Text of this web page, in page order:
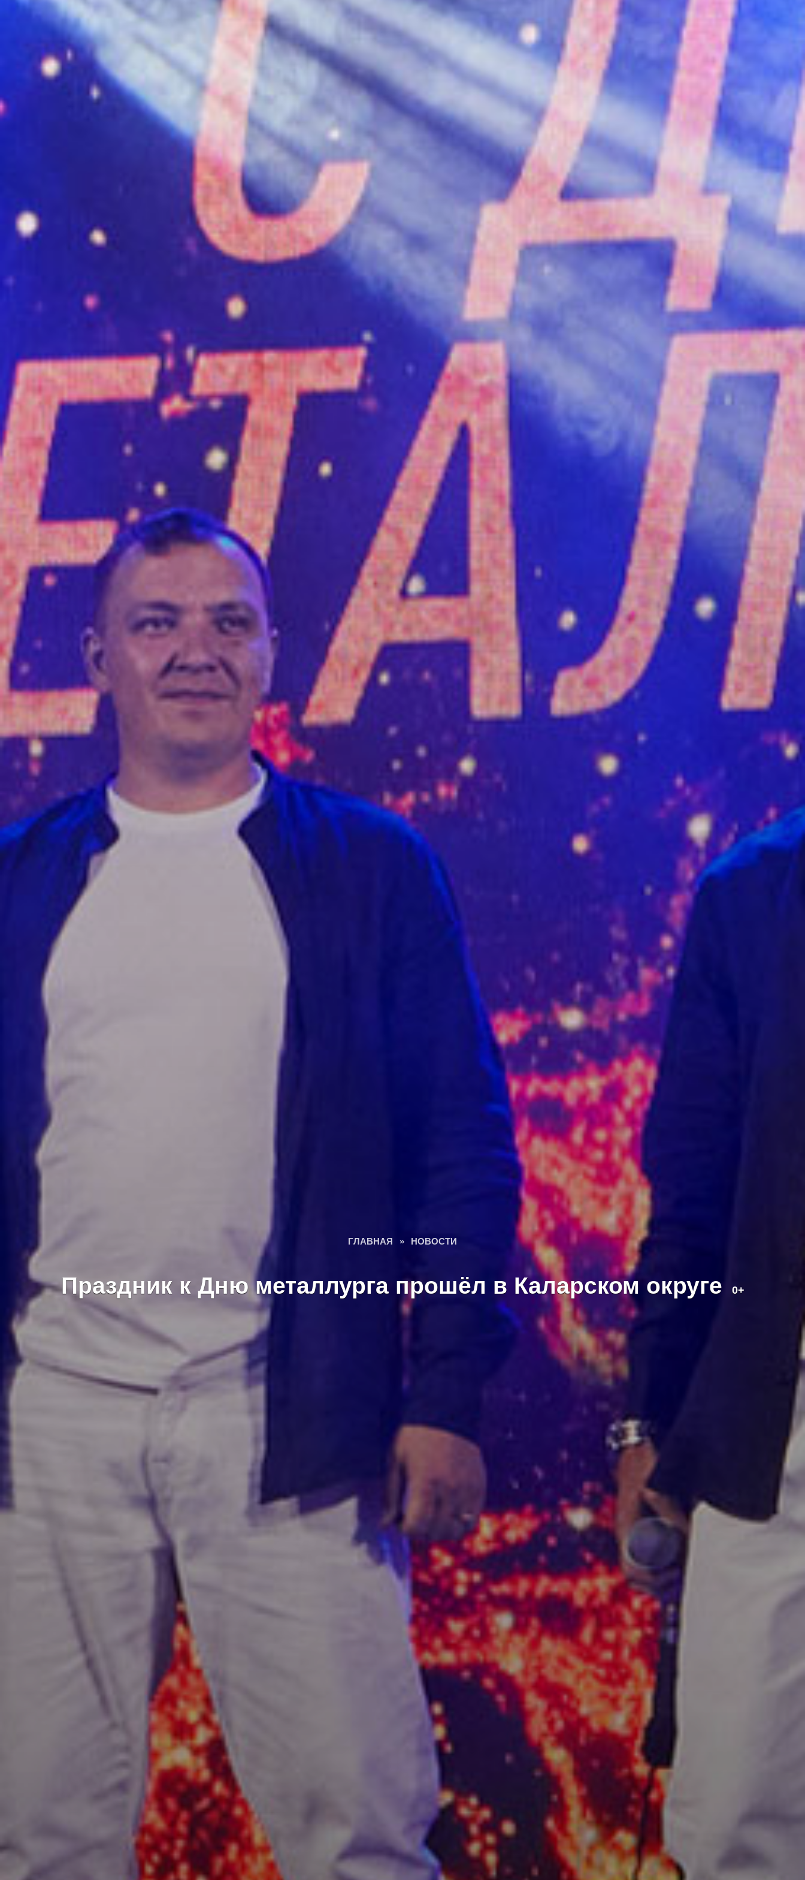
ГЛАВНАЯ » НОВОСТИ
Праздник к Дню металлурга прошёл в Каларском округе 0+